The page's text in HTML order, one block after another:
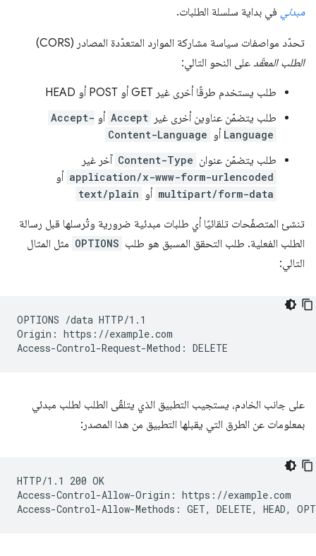
مبدئي في بداية سلسلة الطلبات.
تحدّد مواصفات سياسة مشاركة الموارد المتعدّدة المصادر (CORS)
الطلب المعقّد على النحو التالي:
طلب يستخدم طرقًا أخرى غير GET أو POST أو HEAD
طلب يتضمّن عناوين أخرى غير
Accept أو Accept-
Language أو Content-Language
طلب يتضمّن عنوان Content-Type آخر غير
application/x-www-form-urlencoded أو
multipart/form-data أو text/plain
تنشئ المتصفّحات تلقائيًا أي طلبات مبدئية ضرورية وتُرسلها قبل رسالة
الطلب الفعلية. طلب التحقق المسبق هو طلب OPTIONS مثل المثال
التالي:
OPTIONS /data HTTP/1.1
Origin: https://example.com
على جانب الخادم، يستجيب التطبيق الذي يتلقّى الطلب لطلب مبدئي
بمعلومات عن الطرق التي يقبلها التطبيق من هذا المصدر:
HTTP/1.1 200 OK
Access-Control-Allow-Origin: https://example.com